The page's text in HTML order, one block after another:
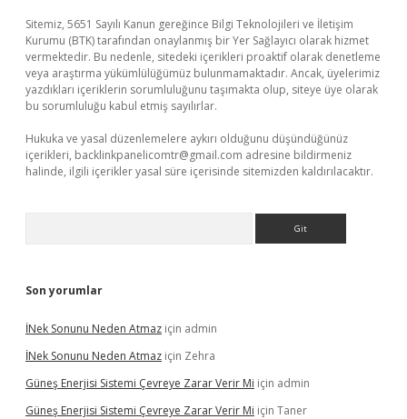
Sitemiz, 5651 Sayılı Kanun gereğince Bilgi Teknolojileri ve İletişim
Kurumu (BTK) tarafından onaylanmış bir Yer Sağlayıcı olarak hizmet
vermektedir. Bu nedenle, sitedeki içerikleri proaktif olarak denetleme
veya araştırma yükümlülüğümüz bulunmamaktadır. Ancak, üyelerimiz
yazdıkları içeriklerin sorumluluğunu taşımakta olup, siteye üye olarak
bu sorumluluğu kabul etmiş sayılırlar.
Hukuka ve yasal düzenlemelere aykırı olduğunu düşündüğünüz
içerikleri, backlinkpanelicomtr@gmail.com adresine bildirmeniz
halinde, ilgili içerikler yasal süre içerisinde sitemizden kaldırılacaktır.
Son yorumlar
İNek Sonunu Neden Atmaz için admin
İNek Sonunu Neden Atmaz için Zehra
Güneş Enerjisi Sistemi Çevreye Zarar Verir Mi için admin
Güneş Enerjisi Sistemi Çevreye Zarar Verir Mi için Taner